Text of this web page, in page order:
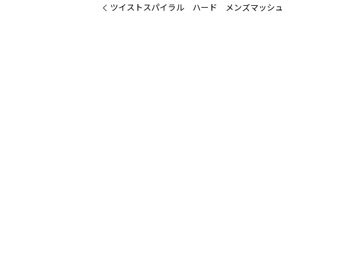
ツイストスパイラル ハード メンズマッシュ